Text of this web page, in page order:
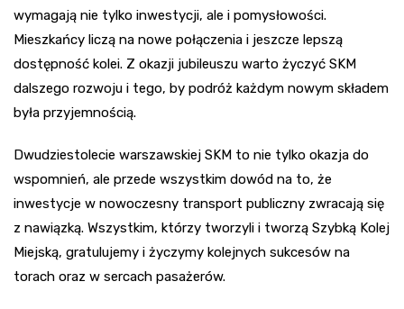
wymagają nie tylko inwestycji, ale i pomysłowości.
Mieszkańcy liczą na nowe połączenia i jeszcze lepszą
dostępność kolei. Z okazji jubileuszu warto życzyć SKM
dalszego rozwoju i tego, by podróż każdym nowym składem
była przyjemnością.
Dwudziestolecie warszawskiej SKM to nie tylko okazja do
wspomnień, ale przede wszystkim dowód na to, że
inwestycje w nowoczesny transport publiczny zwracają się
z nawiązką. Wszystkim, którzy tworzyli i tworzą Szybką Kolej
Miejską, gratulujemy i życzymy kolejnych sukcesów na
torach oraz w sercach pasażerów.